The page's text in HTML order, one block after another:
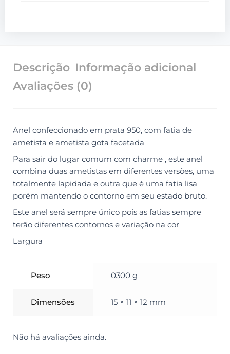
Descrição Informação adicional
Avaliações (0)
Anel confeccionado em prata 950, com fatia de
ametista e ametista gota facetada
Para sair do lugar comum com charme , este anel
combina duas ametistas em diferentes versões, uma
totalmente lapidada e outra que é uma fatia lisa
porém mantendo o contorno em seu estado bruto.
Este anel será sempre único pois as fatias sempre
terão diferentes contornos e variação na cor
Largura
Peso 0300 g
Dimensões 15 × 11 × 12 mm
Não há avaliações ainda.